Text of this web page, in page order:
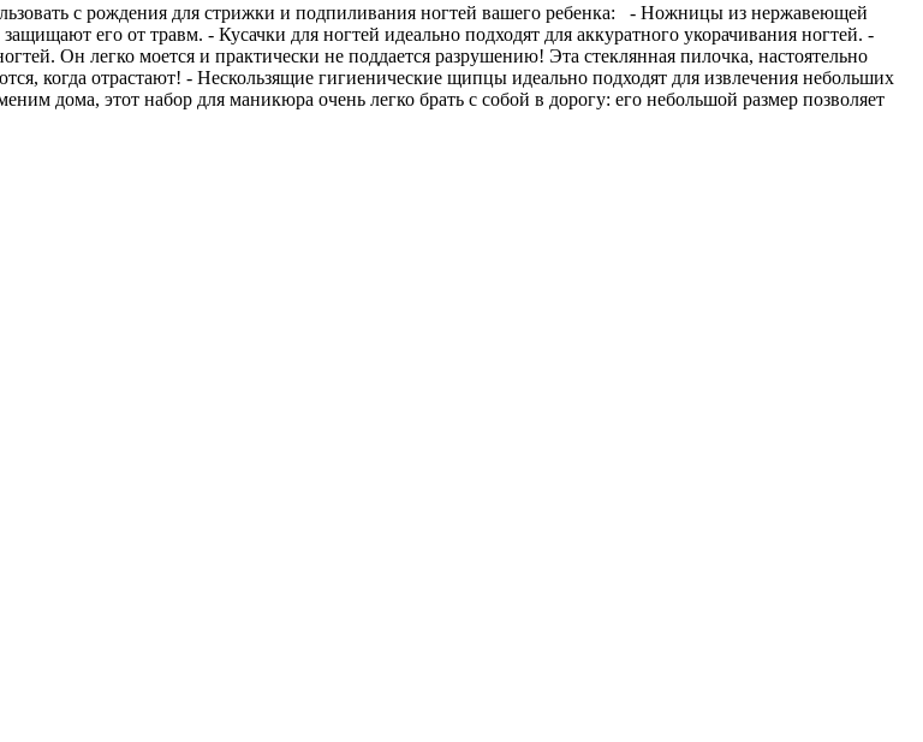
с рождения для стрижки и подпиливания ногтей вашего ребенка: - Ножницы из нержавеющей
его от травм. - Кусачки для ногтей идеально подходят для аккуратного укорачивания ногтей. -
Он легко моется и практически не поддается разрушению! Эта стеклянная пилочка, настоятельно
когда отрастают! - Нескользящие гигиенические щипцы идеально подходят для извлечения небольших
дома, этот набор для маникюра очень легко брать с собой в дорогу: его небольшой размер позволяет